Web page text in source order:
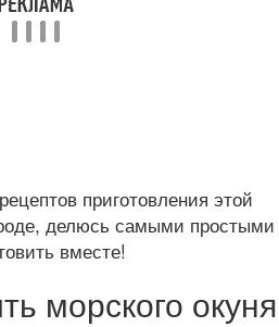
приготовления этой
делюсь самыми простыми
вместе!
морского окуня